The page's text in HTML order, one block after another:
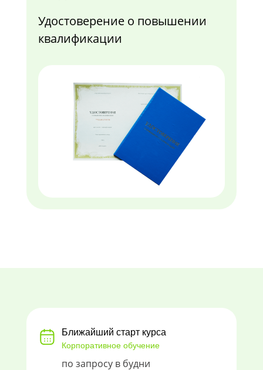
Удостоверение о повышении
квалификации
Ближайший старт курса
Корпоративное обучение
по запросу в будни